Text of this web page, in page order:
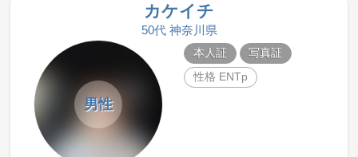
カケイチ
50代 神奈川県
男性
本人証
写真証
性格 ENTp